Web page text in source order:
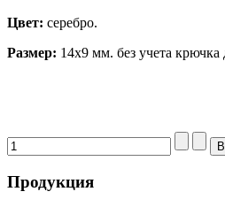
Цвет: серебро.
Размер: 14х9 мм. без учета крючка
Продукция